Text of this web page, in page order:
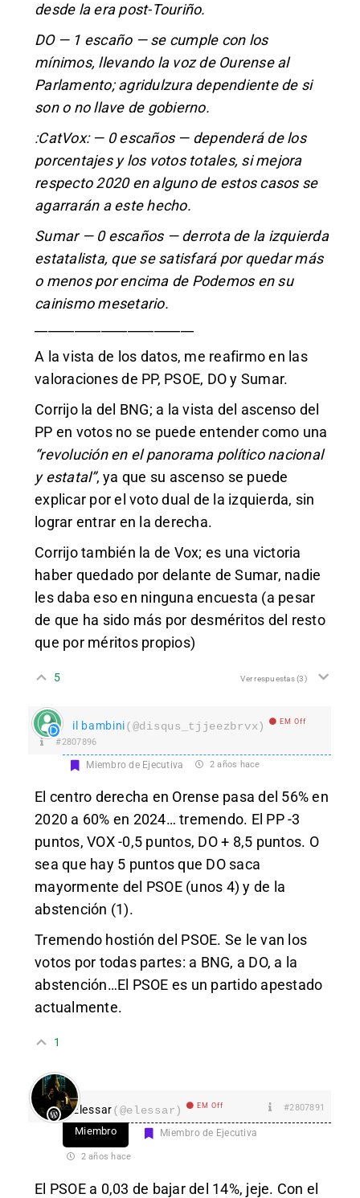
desde la era post-Touriño.
DO — 1 escaño — se cumple con los
mínimos, llevando la voz de Ourense al
Parlamento; agridulzura dependiente de si
son o no llave de gobierno.
:CatVox: — 0 escaños — dependerá de los
porcentajes y los votos totales, si mejora
respecto 2020 en alguno de estos casos se
agarrarán a este hecho.
Sumar — 0 escaños — derrota de la izquierda
estatalista, que se satisfará por quedar más
o menos por encima de Podemos en su
cainismo mesetario.
A la vista de los datos, me reafirmo en las
valoraciones de PP, PSOE, DO y Sumar.
Corrijo la del BNG; a la vista del ascenso del
PP en votos no se puede entender como una
“revolución en el panorama político nacional
y estatal”, ya que su ascenso se puede
explicar por el voto dual de la izquierda, sin
lograr entrar en la derecha.
Corrijo también la de Vox; es una victoria
haber quedado por delante de Sumar, nadie
les daba eso en ninguna encuesta (a pesar
de que ha sido más por desméritos del resto
que por méritos propios)
5 Ver respuestas(3)
il bambini(@disqus_tjjeezbrvx) EM Off
#2807896
Miembro de Ejecutiva 2 años hace
El centro derecha en Orense pasa del 56% en
2020 a 60% en 2024… tremendo. El PP -3
puntos, VOX -0,5 puntos, DO + 8,5 puntos. O
sea que hay 5 puntos que DO saca
mayormente del PSOE (unos 4) y de la
abstención (1).
Tremendo hostión del PSOE. Se le van los
votos por todas partes: a BNG, a DO, a la
abstención…El PSOE es un partido apestado
actualmente.
1
Elessar(@elessar) EM Off #2807891
Miembro Miembro de Ejecutiva
2 años hace
El PSOE a 0,03 de bajar del 14%, jeje. Con el